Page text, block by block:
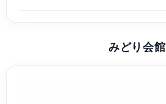
みどり会館